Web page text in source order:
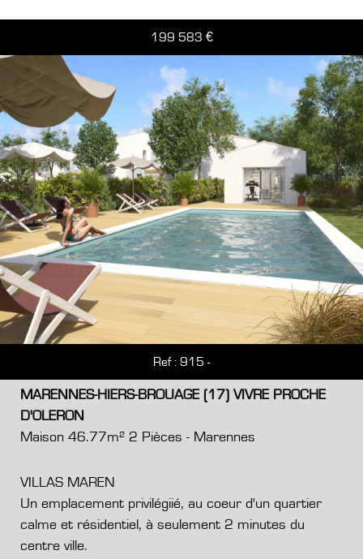
199 583 €
Ref : 915 -
MARENNES-HIERS-BROUAGE (17) VIVRE PROCHE
D'OLERON
Maison 46.77m² 2 Pièces - Marennes
VILLAS MAREN
Un emplacement privilégiié, au coeur d'un quartier
calme et résidentiel, à seulement 2 minutes du
centre ville.